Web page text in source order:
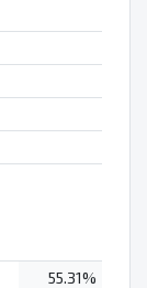
55.31%